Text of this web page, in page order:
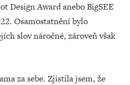
Design Award anebo BigSEE
Osamostatnění bylo
slov náročné, zároveň však
za sebe. Zjistila jsem, že